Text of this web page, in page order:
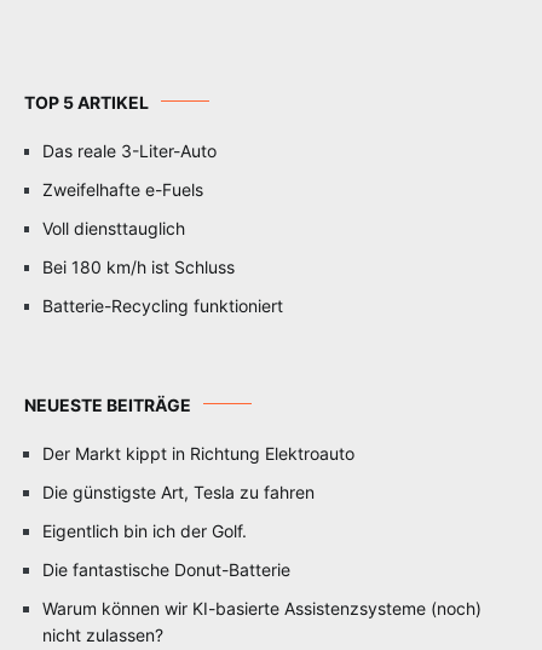
TOP 5 ARTIKEL
Das reale 3-Liter-Auto
Zweifelhafte e-Fuels
Voll diensttauglich
Bei 180 km/h ist Schluss
Batterie-Recycling funktioniert
NEUESTE BEITRÄGE
Der Markt kippt in Richtung Elektroauto
Die günstigste Art, Tesla zu fahren
Eigentlich bin ich der Golf.
Die fantastische Donut-Batterie
Warum können wir KI-basierte Assistenzsysteme (noch)
nicht zulassen?